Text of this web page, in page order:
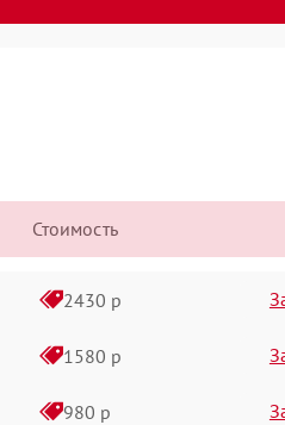
Стоимость
2430 р
1580 р
980 р